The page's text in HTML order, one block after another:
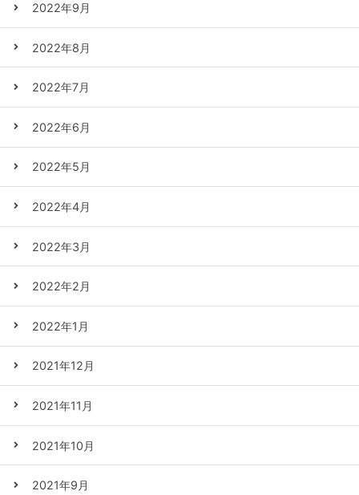
2022年9月
2022年8月
2022年7月
2022年6月
2022年5月
2022年4月
2022年3月
2022年2月
2022年1月
2021年12月
2021年11月
2021年10月
2021年9月